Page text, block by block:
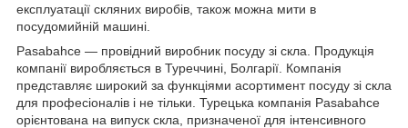
експлуатації скляних виробів, також можна мити в
посудомийній машині.
Pasabahce — провідний виробник посуду зі скла. Продукція
компанії виробляється в Туреччині, Болгарії. Компанія
представляє широкий за функціями асортимент посуду зі скла
для професіоналів і не тільки. Турецька компанія Pasabahce
орієнтована на випуск скла, призначеної для інтенсивного